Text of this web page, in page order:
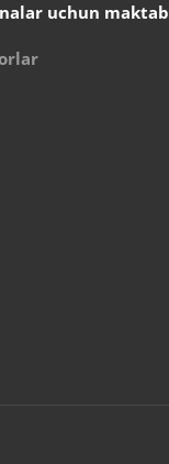
uchun maktab